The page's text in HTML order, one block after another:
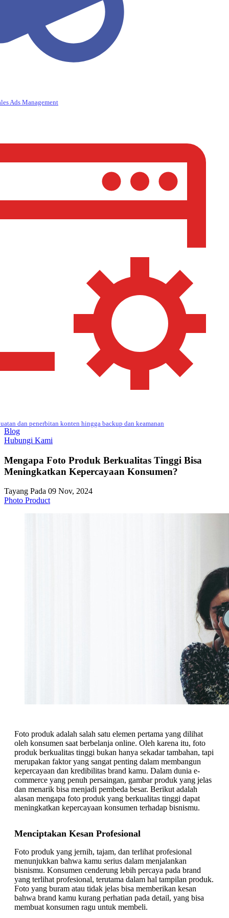
Ads Management
dan penerbitan konten hingga backup dan keamanan
Blog
Hubungi Kami
Mengapa Foto Produk Berkualitas Tinggi Bisa
Meningkatkan Kepercayaan Konsumen?
Tayang Pada 09 Nov, 2024
Photo Product
Foto produk adalah salah satu elemen pertama yang dilihat
oleh konsumen saat berbelanja online. Oleh karena itu, foto
produk berkualitas tinggi bukan hanya sekadar tambahan, tapi
merupakan faktor yang sangat penting dalam membangun
kepercayaan dan kredibilitas brand kamu. Dalam dunia e-
commerce yang penuh persaingan, gambar produk yang jelas
dan menarik bisa menjadi pembeda besar. Berikut adalah
alasan mengapa foto produk yang berkualitas tinggi dapat
meningkatkan kepercayaan konsumen terhadap bisnismu.
Menciptakan Kesan Profesional
Foto produk yang jernih, tajam, dan terlihat profesional
menunjukkan bahwa kamu serius dalam menjalankan
bisnismu. Konsumen cenderung lebih percaya pada brand
yang terlihat profesional, terutama dalam hal tampilan produk.
Foto yang buram atau tidak jelas bisa memberikan kesan
bahwa brand kamu kurang perhatian pada detail, yang bisa
membuat konsumen ragu untuk membeli.